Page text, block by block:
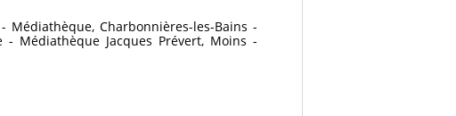
Médiathèque, Charbonnières-les-Bains -
- Médiathèque Jacques Prévert, Moins -